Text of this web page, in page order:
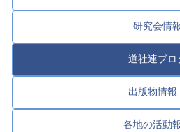
研究会情
道社連ブロ
出版物情報
各地の活動